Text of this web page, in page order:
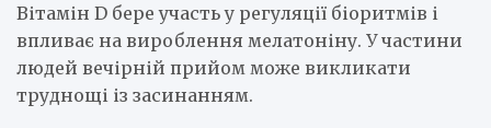
Вітамін D бере участь у регуляції біоритмів і
впливає на вироблення мелатоніну. У частини
людей вечірній прийом може викликати
труднощі із засинанням.